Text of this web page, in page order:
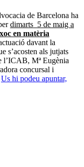
de Barcelona ha
dimarts 5 de maig a
en matèria
davant la
s’acosten als jutjats
l’ICAB, Mª Eugènia
concursal i
Us hi podeu apuntar,